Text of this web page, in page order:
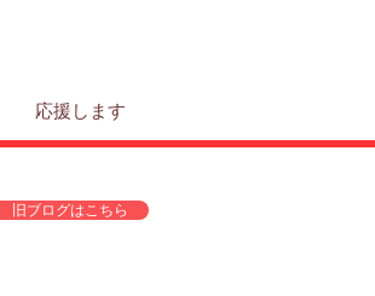
応援します
旧ブログはこちら